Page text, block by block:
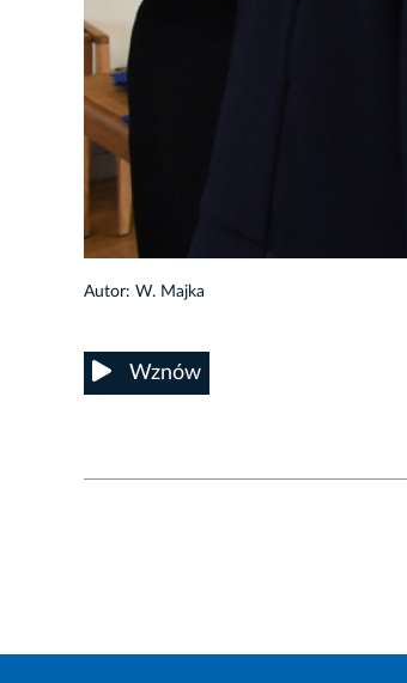
Autor: W. Majka
Wznów